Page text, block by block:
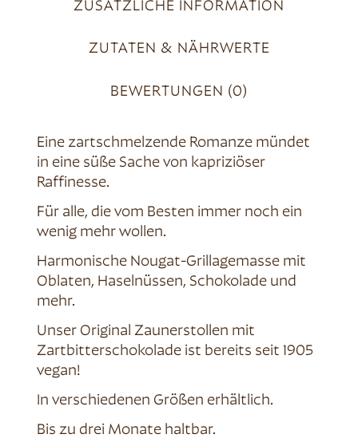
ZUSÄTZLICHE INFORMATION
ZUTATEN & NÄHRWERTE
BEWERTUNGEN (0)
Eine zartschmelzende Romanze mündet
in eine süße Sache von kapriziöser
Raffinesse.
Für alle, die vom Besten immer noch ein
wenig mehr wollen.
Harmonische Nougat-Grillagemasse mit
Oblaten, Haselnüssen, Schokolade und
mehr.
Unser Original Zaunerstollen mit
Zartbitterschokolade ist bereits seit 1905
vegan!
In verschiedenen Größen erhältlich.
Bis zu drei Monate haltbar.